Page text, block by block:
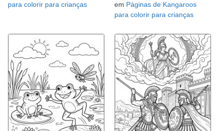
para colorir para crianças
em Páginas de Kangaroos
para colorir para crianças